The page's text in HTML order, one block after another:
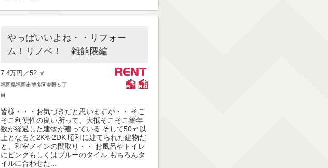
やっぱいいよね・・リフォー
ム！リノベ！ 雑餉隈編
7.4万円／52 ㎡
福岡県福岡市博多区麦野５丁
目
皆様・・・お気づきだと思いますが・・ そこ
そこ利便性の良い所って、大抵そこそこ築年
数が経過した建物が建っている そして50㎡以
上となると2Kや2DK 昭和に建てられた建物だ
と、和室メインの間取り・・ お風呂やトイレ
にピンクもしくはブルーのタイル もちろんタ
イルに合わせた...